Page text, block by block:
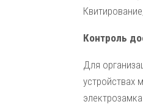
Контроль
Для
устройствах